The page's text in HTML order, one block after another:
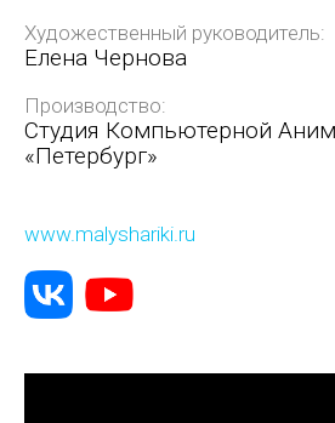
Художественный руководитель:
Елена Чернова
Производство:
Студия Компьютерной
«Петербург»
www.malyshariki.ru